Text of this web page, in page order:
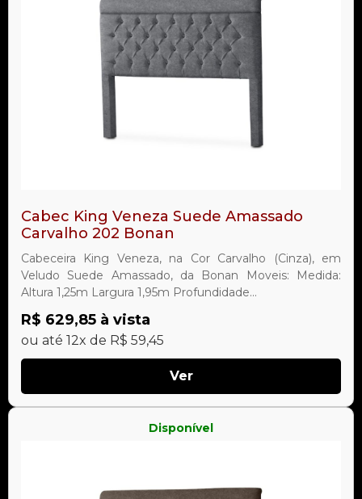
Cabec King Veneza Suede Amassado
Carvalho 202 Bonan
Cabeceira King Veneza, na Cor Carvalho (Cinza), em
Veludo Suede Amassado, da Bonan Moveis: Medida:
Altura 1,25m Largura 1,95m Profundidade...
R$ 629,85 à vista
ou até 12x de R$ 59,45
Ver
Disponível